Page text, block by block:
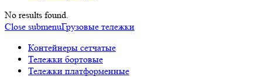
No results found.
Close submenuГрузовые тележки
Контейнеры сетчатые
Тележки бортовые
Тележки платформенные